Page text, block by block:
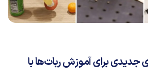
برای آموزش ربات‌ها با